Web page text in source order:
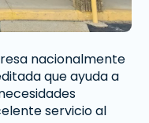
nacionalmente
que ayuda a
servicio al